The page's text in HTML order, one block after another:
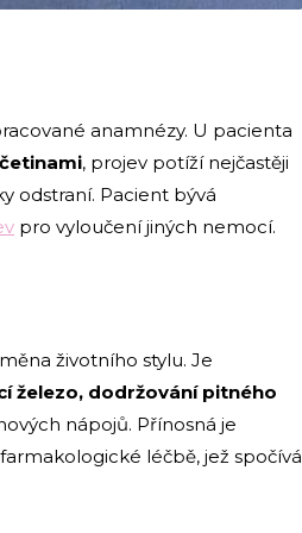
anamnézy. U pacienta
, projev potíží nejčastěji
odstraní. Pacient bývá
pro vyloučení jiných nemocí.
životního stylu. Je
železo, dodržování pitného
nápojů. Přínosná je
léčbě, jež spočívá